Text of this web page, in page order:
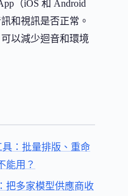
（iOS 和 Android
和視訊是否正常。
以減少迴音和環境
：批量排版、重命
能用？
把多家模型供應商收